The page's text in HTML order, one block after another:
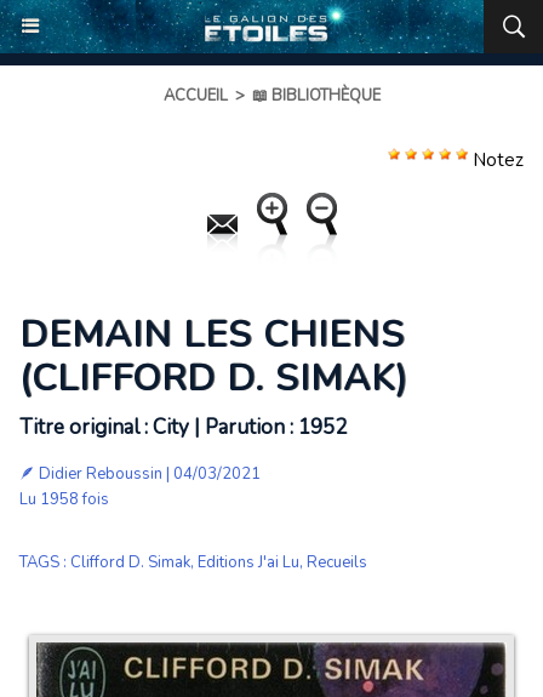
ACCUEIL > 📖 BIBLIOTHÈQUE
Notez
DEMAIN LES CHIENS
(CLIFFORD D. SIMAK)
Titre original : City | Parution : 1952
🪶 Didier Reboussin | 04/03/2021
Lu 1958 fois
TAGS : Clifford D. Simak, Editions J'ai Lu, Recueils